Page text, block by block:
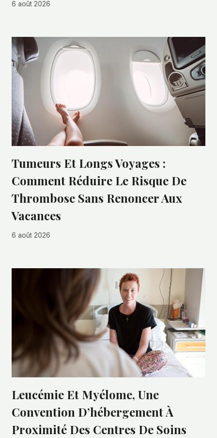
6 août 2026
Tumeurs Et Longs Voyages :
Comment Réduire Le Risque De
Thrombose Sans Renoncer Aux
Vacances
6 août 2026
Leucémie Et Myélome, Une
Convention D’hébergement À
Proximité Des Centres De Soins